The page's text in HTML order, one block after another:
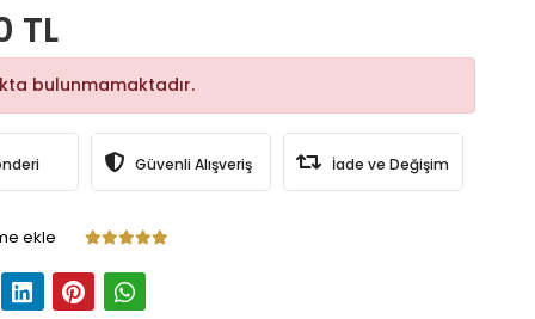
TL
bulunmamaktadır.
Güvenli Alışveriş İade ve Değişim
ekle